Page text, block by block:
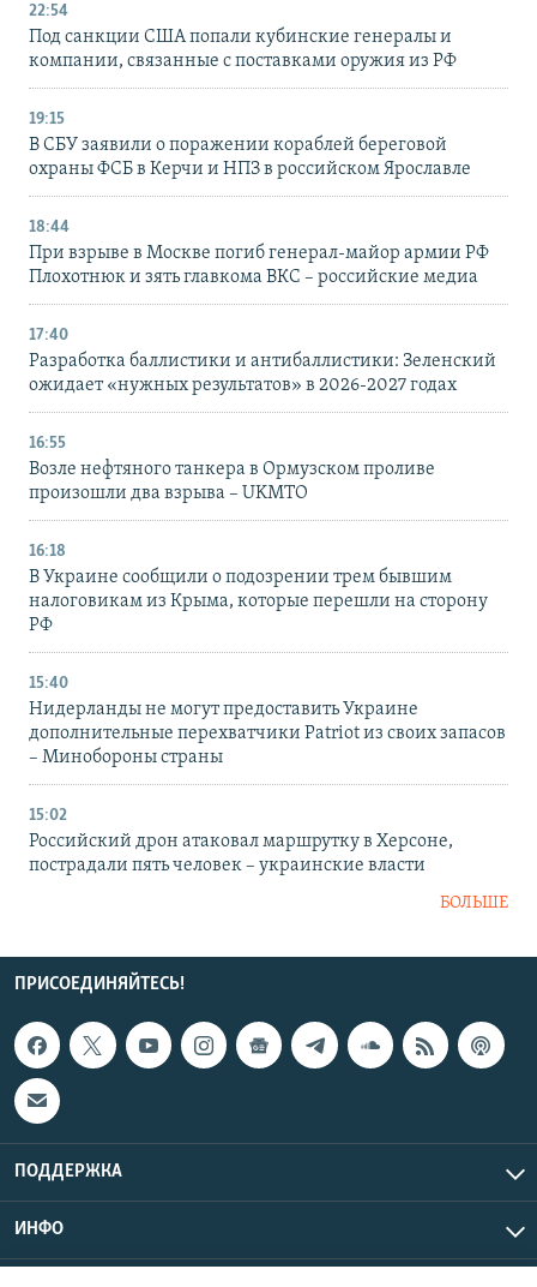
22:54
Под санкции США попали кубинские генералы и
компании, связанные с поставками оружия из РФ
19:15
В СБУ заявили о поражении кораблей береговой
охраны ФСБ в Керчи и НПЗ в российском Ярославле
18:44
При взрыве в Москве погиб генерал-майор армии РФ
Плохотнюк и зять главкома ВКС – российские медиа
17:40
Разработка баллистики и антибаллистики: Зеленский
ожидает «нужных результатов» в 2026-2027 годах
16:55
Возле нефтяного танкера в Ормузском проливе
произошли два взрыва – UKMTO
16:18
В Украине сообщили о подозрении трем бывшим
налоговикам из Крыма, которые перешли на сторону
РФ
15:40
Нидерланды не могут предоставить Украине
дополнительные перехватчики Patriot из своих запасов
– Минобороны страны
15:02
Российский дрон атаковал маршрутку в Херсоне,
пострадали пять человек – украинские власти
БОЛЬШЕ
ПРИСОЕДИНЯЙТЕСЬ!
ПОДДЕРЖКА
ИНФО